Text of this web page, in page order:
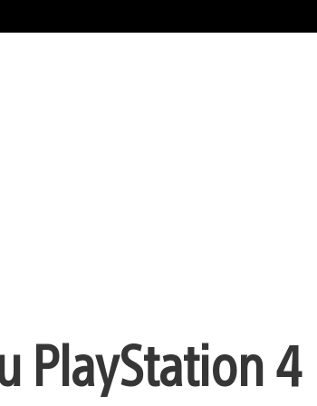
PlayStation 4